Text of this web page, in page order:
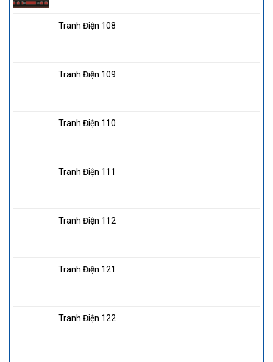
Tranh Điện 108
Tranh Điện 109
Tranh Điện 110
Tranh Điện 111
Tranh Điện 112
Tranh Điện 121
Tranh Điện 122